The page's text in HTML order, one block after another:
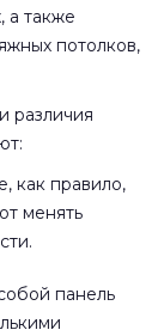
а также
потолков,
различия
как правило,
менять
панель